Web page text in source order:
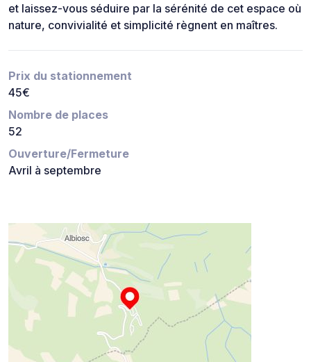
et laissez-vous séduire par la sérénité de cet espace où
nature, convivialité et simplicité règnent en maîtres.
Prix du stationnement
45€
Nombre de places
52
Ouverture/Fermeture
Avril à septembre